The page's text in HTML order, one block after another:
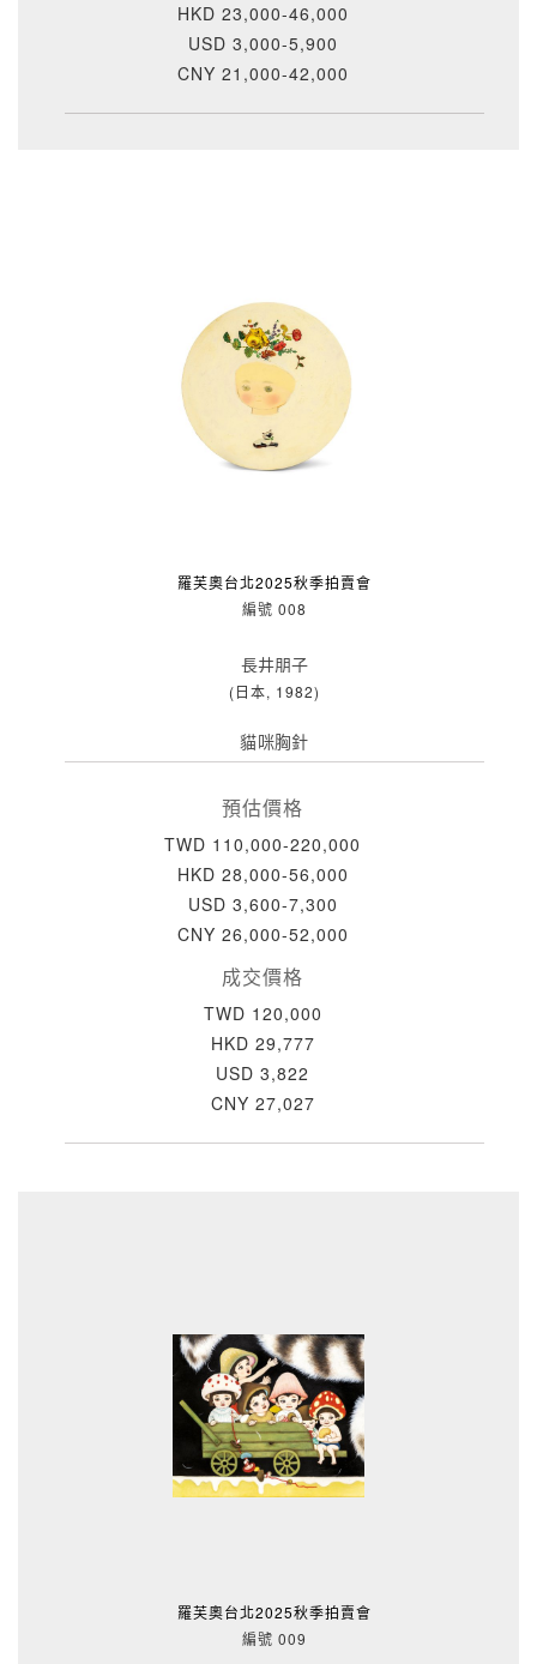
HKD 23,000-46,000
USD 3,000-5,900
CNY 21,000-42,000
羅芙奧台北2025秋季拍賣會
編號 008
長井朋子
(日本, 1982)
貓咪胸針
預估價格
TWD 110,000-220,000
HKD 28,000-56,000
USD 3,600-7,300
CNY 26,000-52,000
成交價格
TWD 120,000
HKD 29,777
USD 3,822
CNY 27,027
羅芙奧台北2025秋季拍賣會
編號 009